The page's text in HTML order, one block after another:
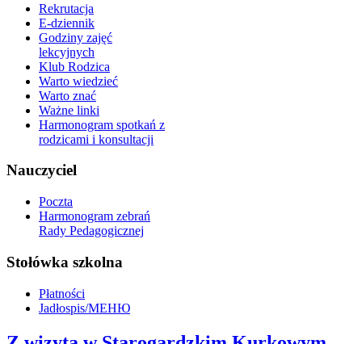
Rekrutacja
E-dziennik
Godziny zajęć
lekcyjnych
Klub Rodzica
Warto wiedzieć
Warto znać
Ważne linki
Harmonogram spotkań z
rodzicami i konsultacji
Nauczyciel
Poczta
Harmonogram zebrań
Rady Pedagogicznej
Stołówka szkolna
Płatności
Jadłospis/МЕНЮ